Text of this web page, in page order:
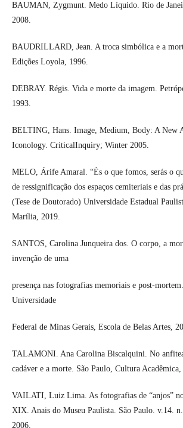
BAUMAN, Zygmunt. Medo Líquido. Rio de
2008.
BAUDRILLARD, Jean. A troca simbólica e a
Edições Loyola, 1996.
DEBRAY. Régis. Vida e morte da imagem.
1993.
BELTING, Hans. Image, Medium, Body: A New
Iconology. CriticalInquiry; Winter 2005.
MELO, Árife Amaral. “És o que fomos, serás o
de ressignificação dos espaços cemiteriais e das
(Tese de Doutorado) Universidade Estadual
Marília, 2019.
SANTOS, Carolina Junqueira dos. O corpo, a
invenção de uma
presença nas fotografias memoriais e post-
Universidade
Federal de Minas Gerais, Escola de Belas Artes,
TALAMONI. Ana Carolina Biscalquini. No
cadáver e a morte. São Paulo, Cultura Acadêmica,
VAILATI, Luiz Lima. As fotografias de “anjos”
XIX. Anais do Museu Paulista. São Paulo. v.14.
2006.